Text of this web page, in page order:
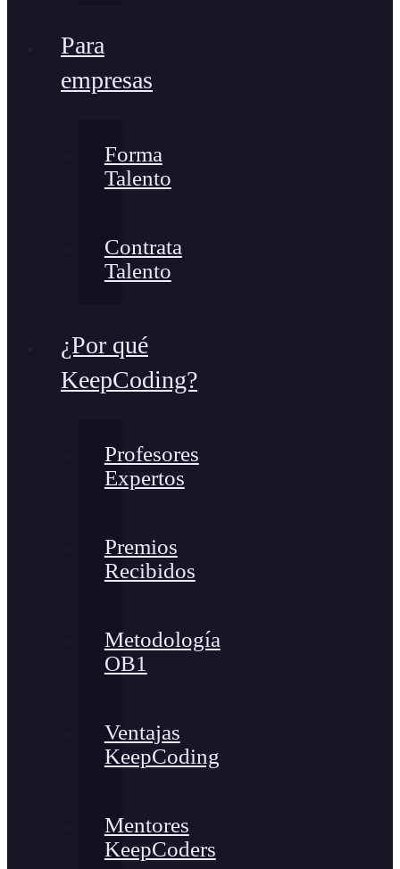
Para
empresas
Forma
Talento
Contrata
Talento
¿Por qué
KeepCoding?
Profesores
Expertos
Premios
Recibidos
Metodología
OB1
Ventajas
KeepCoding
Mentores
KeepCoders